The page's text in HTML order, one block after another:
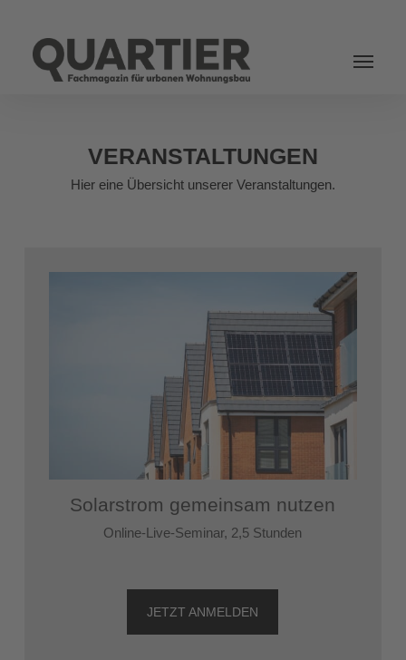
VERANSTALTUNGEN
Hier eine Übersicht unserer Veranstaltungen.
Solarstrom gemeinsam nutzen
Online-Live-Seminar, 2,5 Stunden
JETZT ANMELDEN